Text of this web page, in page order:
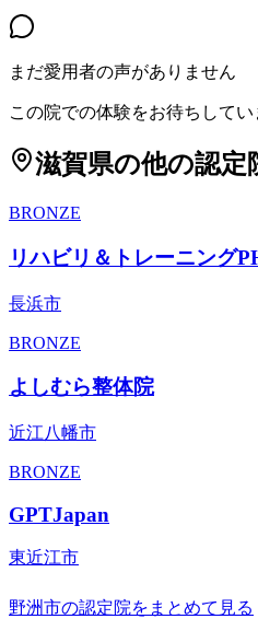
まだ愛用者の声がありません
この院での体験をお待ちしてい
滋賀県の他の認定
BRONZE
リハビリ＆トレーニング
長浜市
BRONZE
よしむら整体院
近江八幡市
BRONZE
GPTJapan
東近江市
野洲市の認定院をまとめて見る